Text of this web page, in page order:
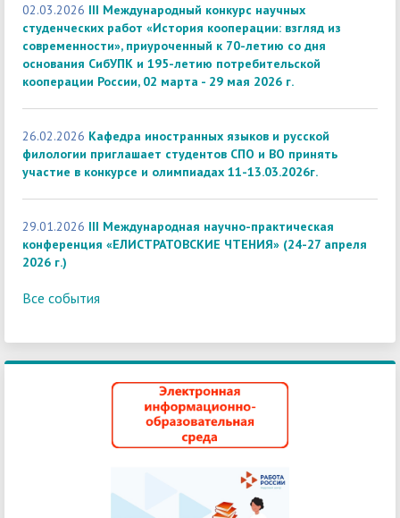
02.03.2026 III Международный конкурс научных
студенческих работ «История кооперации: взгляд из
современности», приуроченный к 70-летию со дня
основания СибУПК и 195-летию потребительской
кооперации России, 02 марта - 29 мая 2026 г.
26.02.2026 Кафедра иностранных языков и русской
филологии приглашает студентов СПО и ВО принять
участие в конкурсе и олимпиадах 11-13.03.2026г.
29.01.2026 III Международная научно-практическая
конференция «ЕЛИСТРАТОВСКИЕ ЧТЕНИЯ» (24-27 апреля
2026 г.)
Все события